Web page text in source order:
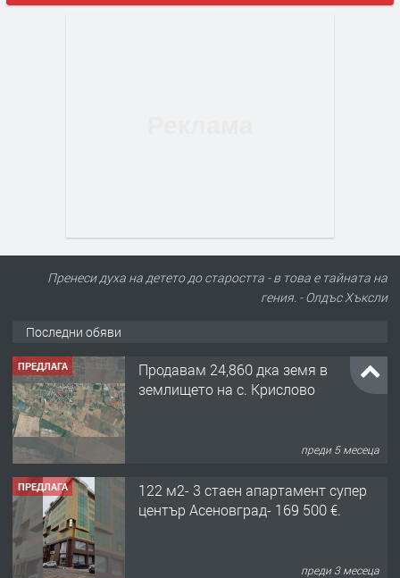
Пренеси духа на детето до старостта - в това е тайната на
гения. - Олдъс Хъксли
Последни обяви
ПРЕДЛАГА
122 м2- 3 стаен апартамент супер
център Асеновград- 169 500 €.
преди 3 месеца
ПРЕДЛАГА Ретро Остъклена врата
преди 3 месеца